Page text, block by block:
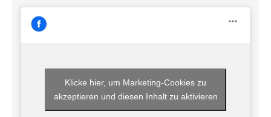
Klicke hier, um Marketing-Cookies zu
akzeptieren und diesen Inhalt zu aktivieren